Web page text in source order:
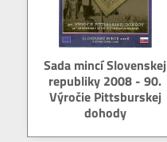
Sada mincí Slovenskej
republiky 2008 - 90.
Výročie Pittsburskej
dohody